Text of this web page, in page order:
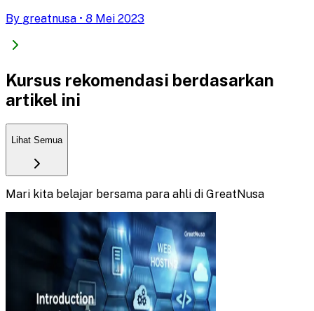
By greatnusa • 8 Mei 2023
Kursus rekomendasi berdasarkan
artikel ini
Lihat Semua
Mari kita belajar bersama para ahli di GreatNusa